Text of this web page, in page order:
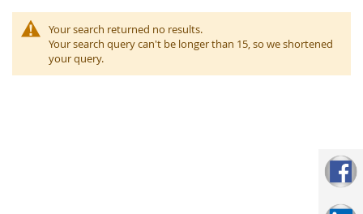
Your search returned no results.
Your search query can't be longer than 15, so we shortened
your query.